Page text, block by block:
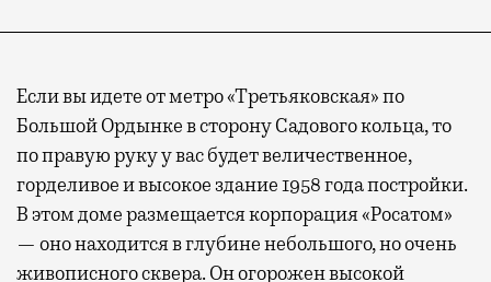
Если вы идете от метро «Третьяковская» по
Большой Ордынке в сторону Садового кольца, то
по правую руку у вас будет величественное,
горделивое и высокое здание 1958 года постройки.
В этом доме размещается корпорация «Росатом»
— оно находится в глубине небольшого, но очень
живописного сквера. Он огорожен высокой